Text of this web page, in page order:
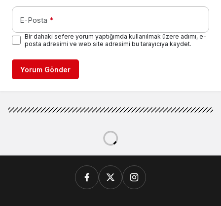
E-Posta *
Bir dahaki sefere yorum yaptığımda kullanılmak üzere adımı, e-
posta adresimi ve web site adresimi bu tarayıcıya kaydet.
Yorum Gönder